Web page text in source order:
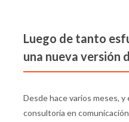
Luego de tanto
una nueva versión
Desde hace varios meses, y
consultoría en